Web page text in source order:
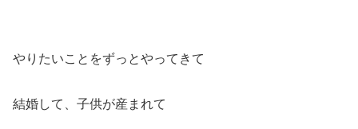
やりたいことをずっとやってきて
結婚して、子供が産まれて